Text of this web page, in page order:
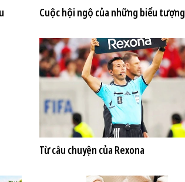
Cuộc hội ngộ của những biểu tượng
Từ câu chuyện của Rexona